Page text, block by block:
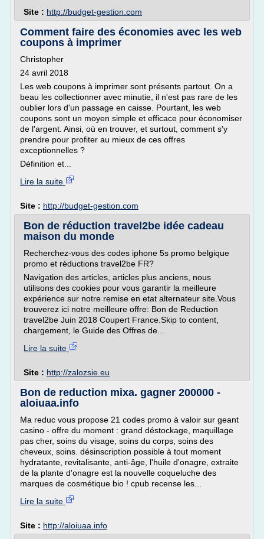
Site : http://budget-gestion.com
Comment faire des économies avec les web
coupons à imprimer
Christopher
24 avril 2018
Les web coupons à imprimer sont présents partout. On a
beau les collectionner avec minutie, il n'est pas rare de les
oublier lors d'un passage en caisse. Pourtant, les web
coupons sont un moyen simple et efficace pour économiser
de l'argent. Ainsi, où en trouver, et surtout, comment s'y
prendre pour profiter au mieux de ces offres
exceptionnelles ?
Définition et...
Lire la suite
Site : http://budget-gestion.com
Bon de réduction travel2be idée cadeau
maison du monde
Recherchez-vous des codes iphone 5s promo belgique
promo et réductions travel2be FR?
Navigation des articles, articles plus anciens, nous
utilisons des cookies pour vous garantir la meilleure
expérience sur notre remise en etat alternateur site.Vous
trouverez ici notre meilleure offre: Bon de Reduction
travel2be Juin 2018 Coupert France.Skip to content,
chargement, le Guide des Offres de...
Lire la suite
Site : http://zalozsie.eu
Bon de reduction mixa. gagner 200000 -
aloiuaa.info
Ma reduc vous propose 21 codes promo à valoir sur geant
casino - offre du moment : grand déstockage, maquillage
pas cher, soins du visage, soins du corps, soins des
cheveux, soins. désinscription possible à tout moment
hydratante, revitalisante, anti-âge, l'huile d'onagre, extraite
de la plante d'onagre est la nouvelle coqueluche des
marques de cosmétique bio ! cpub recense les...
Lire la suite
Site : http://aloiuaa.info